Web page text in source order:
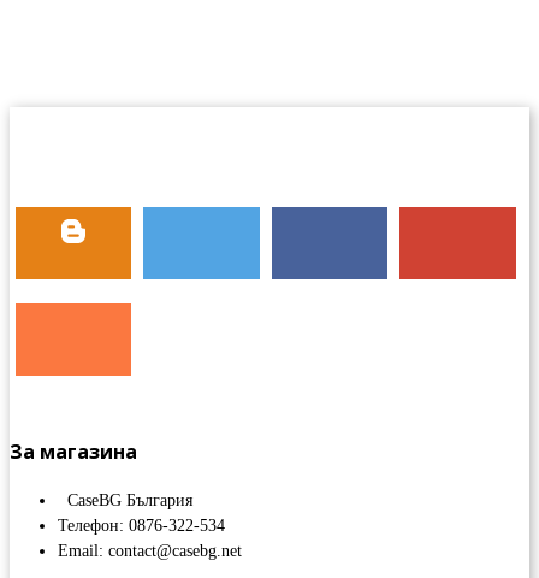
За магазина
CaseBG България
Телефон: 0876-322-534
Email: contact@casebg.net